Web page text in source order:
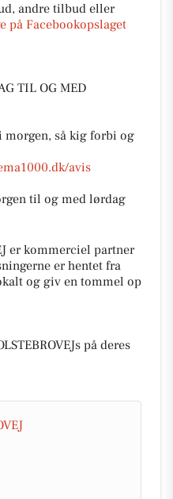
andre tilbud eller
på Facebookopslaget
TIL OG MED
så kig forbi og
avis
til og med lørdag
er kommerciel partner
er hentet fra
og giv en tommel op
på deres